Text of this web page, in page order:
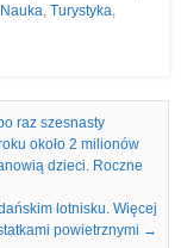
Nauka, Turystyka,
raz szesnasty
około 2 milionów
dzieci. Roczne
lotnisku. Więcej
powietrznymi →